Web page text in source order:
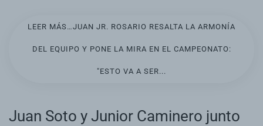
LEER MÁS…JUAN JR. ROSARIO RESALTA LA ARMONÍA
DEL EQUIPO Y PONE LA MIRA EN EL CAMPEONATO:
"ESTO VA A SER...
Juan Soto y Junior Caminero junto